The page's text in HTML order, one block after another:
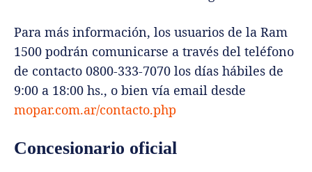
Para más información, los usuarios de la Ram
1500 podrán comunicarse a través del teléfono
de contacto 0800-333-7070 los días hábiles de
9:00 a 18:00 hs., o bien vía email desde
mopar.com.ar/contacto.php
Concesionario oficial